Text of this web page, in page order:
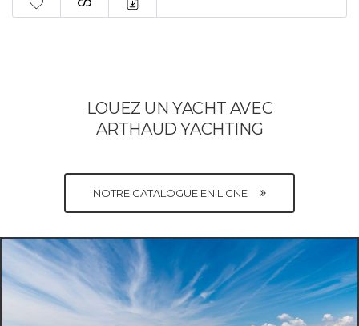
LOUEZ UN YACHT AVEC
ARTHAUD YACHTING
NOTRE CATALOGUE EN LIGNE